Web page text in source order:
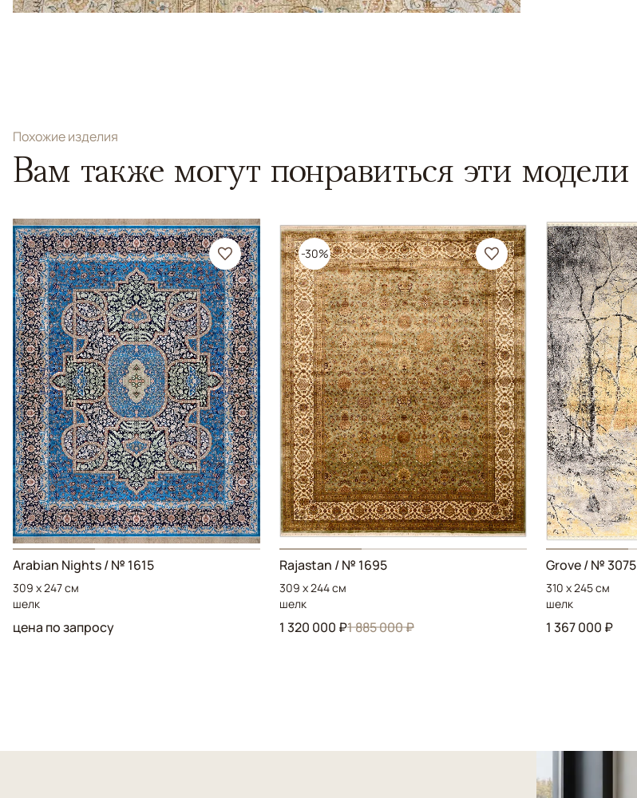
Похожие изделия
Вам также могут понравиться эти модели
Arabian Nights / № 1615
309 x 247 см
шелк
цена по запросу
-30%
Rajastan / № 1695
309 x 244 см
шелк
1 320 000 ₽1 885 000 ₽
Grove / № 3075
310 x 245 см
шелк
1 367 000 ₽